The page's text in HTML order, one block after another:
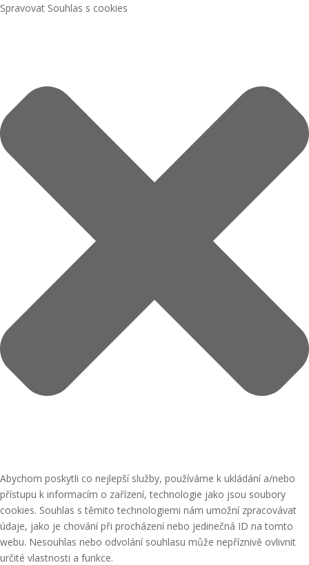
Spravovat Souhlas s cookies
Abychom poskytli co nejlepší služby, používáme k ukládání a/nebo
přístupu k informacím o zařízení, technologie jako jsou soubory
cookies. Souhlas s těmito technologiemi nám umožní zpracovávat
údaje, jako je chování při procházení nebo jedinečná ID na tomto
webu. Nesouhlas nebo odvolání souhlasu může nepříznivě ovlivnit
určité vlastnosti a funkce.